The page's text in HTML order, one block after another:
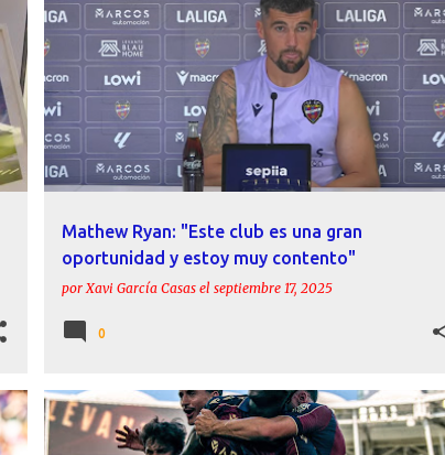
Mathew Ryan: "Este club es una gran
oportunidad y estoy muy contento"
porXavi García Casas el septiembre 17, 2025
ACTUALIDAD DECLARACIONES FICHAJES
LEVANTE UD MATHEW RYAN PRESENTACIÓN
0
ACTUALIDAD BETIS ETTA EYONG INFORME